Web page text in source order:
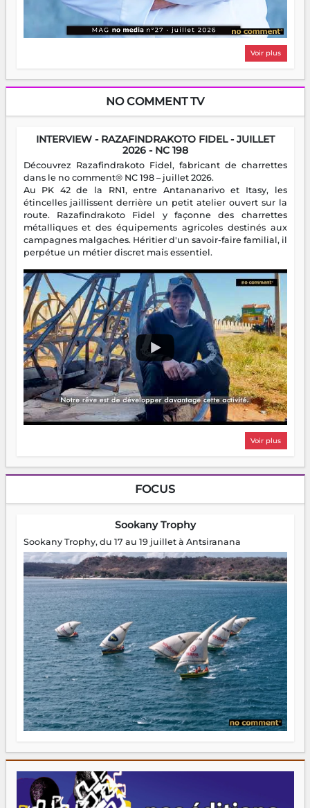
Voir plus
NO COMMENT TV
INTERVIEW - RAZAFINDRAKOTO FIDEL - JUILLET
2026 - NC 198
Découvrez Razafindrakoto Fidel, fabricant de charrettes
dans le no comment® NC 198 – juillet 2026.
Au PK 42 de la RN1, entre Antananarivo et Itasy, les
étincelles jaillissent derrière un petit atelier ouvert sur la
route. Razafindrakoto Fidel y façonne des charrettes
métalliques et des équipements agricoles destinés aux
campagnes malgaches. Héritier d'un savoir-faire familial, il
perpétue un métier discret mais essentiel.
Voir plus
FOCUS
Sookany Trophy
Sookany Trophy, du 17 au 19 juillet à Antsiranana